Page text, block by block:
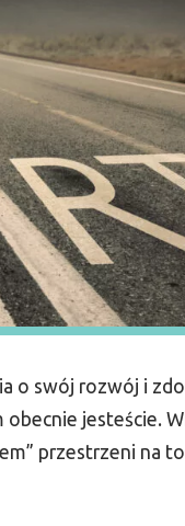
o swój rozwój i
obecnie jesteście.
przestrzeni na